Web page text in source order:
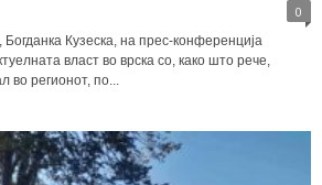
0
Кузеска, на прес-конференција
власт во врска со, како што рече,
во регионот, по...